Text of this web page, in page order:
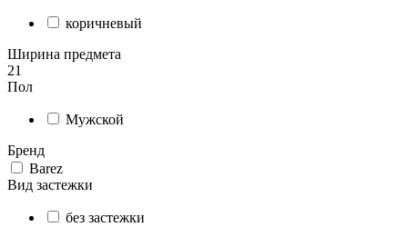
коричневый
Ширина предмета
21
Пол
Мужской
Бренд
Barez
Вид застежки
без застежки